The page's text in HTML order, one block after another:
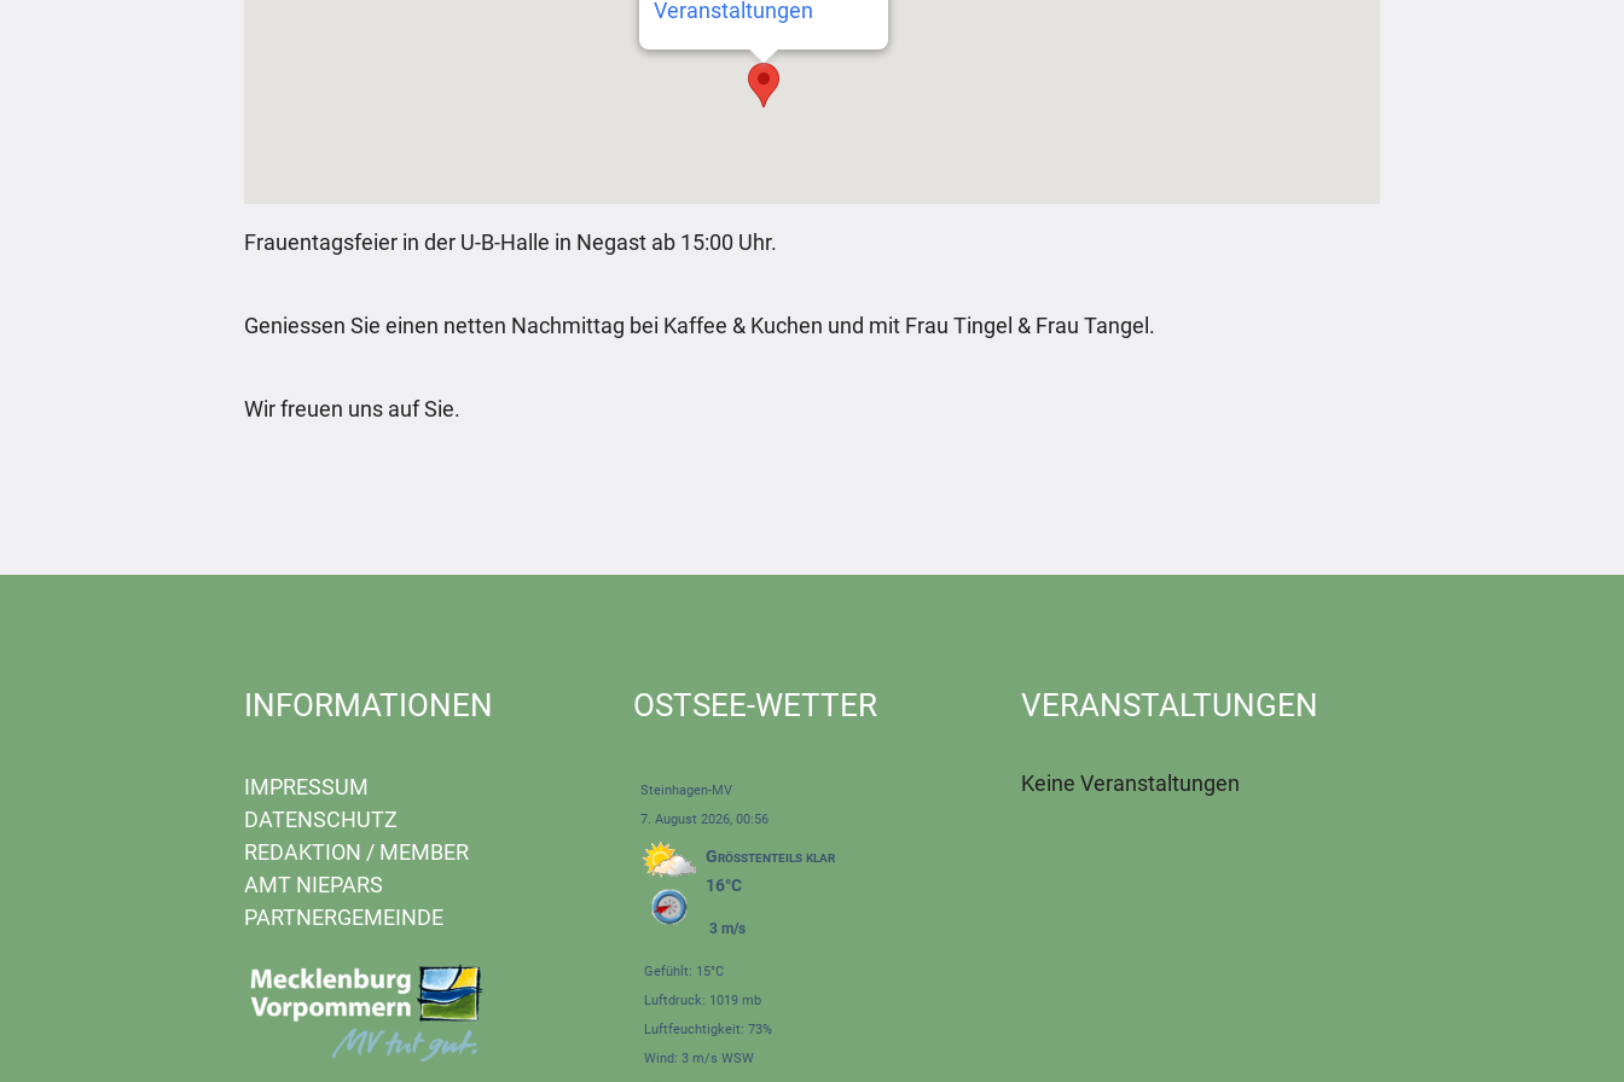
Veranstaltungen
Frauentagsfeier in der U-B-Halle in Negast ab 15:00 Uhr.
Geniessen Sie einen netten Nachmittag bei Kaffee & Kuchen und mit Frau Tingel & Frau Tangel.
Wir freuen uns auf Sie.
INFORMATIONEN
IMPRESSUM
DATENSCHUTZ
REDAKTION / MEMBER
AMT NIEPARS
PARTNERGEMEINDE
OSTSEE-WETTER
Steinhagen-MV
7. August 2026, 00:56
Größtenteils klar
16°C
3 m/s
Gefühlt: 15°C
Luftdruck: 1019 mb
Luftfeuchtigkeit: 73%
Wind: 3 m/s WSW
VERANSTALTUNGEN
Keine Veranstaltungen